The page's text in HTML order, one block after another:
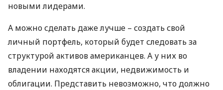
новыми лидерами.
А можно сделать даже лучше – создать свой
личный портфель, который будет следовать за
структурой активов американцев. А у них во
владении находятся акции, недвижимость и
облигации. Представить невозможно, что должно